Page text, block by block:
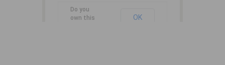
Do you
own this
OK